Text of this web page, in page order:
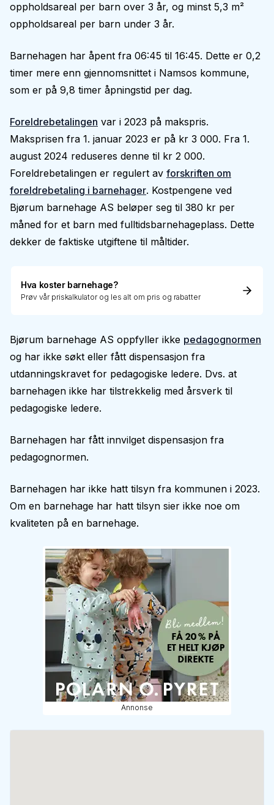
oppholdsareal per barn over 3 år, og minst 5,3 m²
oppholdsareal per barn under 3 år.
Barnehagen har åpent fra 06:45 til 16:45. Dette er 0,2
timer mere enn gjennomsnittet i Namsos kommune,
som er på 9,8 timer åpningstid per dag.
Foreldrebetalingen var i 2023 på makspris.
Maksprisen fra 1. januar 2023 er på kr 3 000. Fra 1.
august 2024 reduseres denne til kr 2 000.
Foreldrebetalingen er regulert av forskriften om
foreldrebetaling i barnehager. Kostpengene ved
Bjørum barnehage AS beløper seg til 380 kr per
måned for et barn med fulltidsbarnehageplass. Dette
dekker de faktiske utgiftene til måltider.
Hva koster barnehage?
Prøv vår priskalkulator og les alt om pris og rabatter
Bjørum barnehage AS oppfyller ikke pedagognormen
og har ikke søkt eller fått dispensasjon fra
utdanningskravet for pedagogiske ledere. Dvs. at
barnehagen ikke har tilstrekkelig med årsverk til
pedagogiske ledere.
Barnehagen har fått innvilget dispensasjon fra
pedagognormen.
Barnehagen har ikke hatt tilsyn fra kommunen i 2023.
Om en barnehage har hatt tilsyn sier ikke noe om
kvaliteten på en barnehage.
Annonse